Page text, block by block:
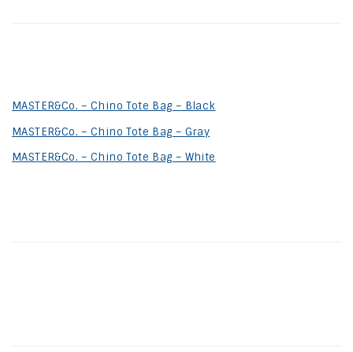
MASTER&Co. – Chino Tote Bag – Black
MASTER&Co. – Chino Tote Bag – Gray
MASTER&Co. – Chino Tote Bag – White